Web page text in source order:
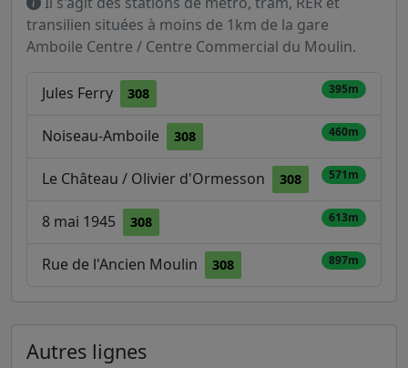
transilien situées à moins de 1km de la gare
Amboile Centre / Centre Commercial du Moulin.
Jules Ferry 308 395m
Noiseau-Amboile 308 460m
Le Château / Olivier d'Ormesson 308 571m
8 mai 1945 308 613m
Rue de l'Ancien Moulin 308 897m
Autres lignes